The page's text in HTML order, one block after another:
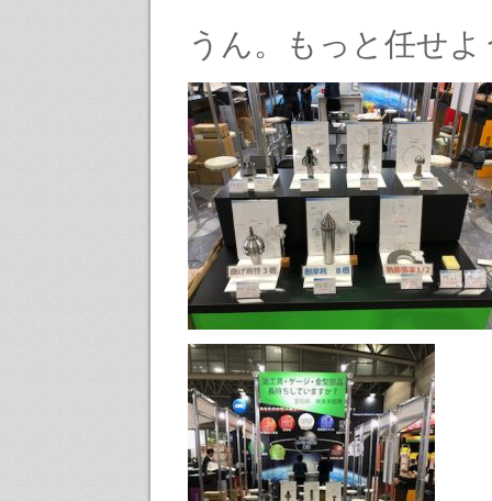
うん。もっと任せよ